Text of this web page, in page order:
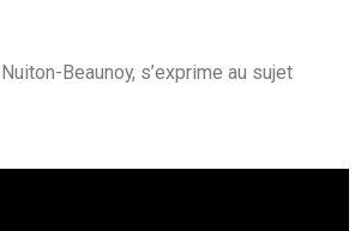
Beaunoy, s’exprime au sujet